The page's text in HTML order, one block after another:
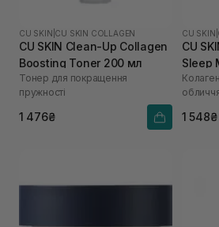
CU SKIN CU SKIN COLLAGEN
CU SKIN Clean-Up Collagen
Boosting Toner 200 мл
Тонер для покращення
пружності
1 476₴
CU SKIN
CU
Sleep
1 548₴